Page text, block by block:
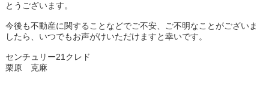
とうございます。
今後も不動産に関することなどでご不安、ご不明なことがございま
したら、いつでもお声がけいただけますと幸いです。
センチュリー21クレド
栗原 克麻